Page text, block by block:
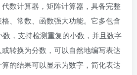
数计算器，矩阵计算器，具备完整
、常数、函数强大功能。它多包含
数，支持检测重复的小数，并且数字
转换为分数，可以自然地编写表达
的结果可以显示为数字，简化表达